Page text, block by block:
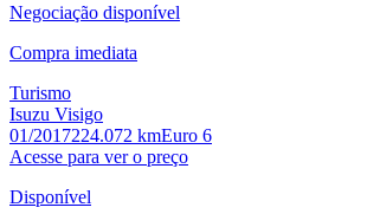
Negociação disponível
Compra imediata
Turismo
Isuzu Visigo
01/2017224.072 kmEuro 6
Acesse para ver o preço
Disponível